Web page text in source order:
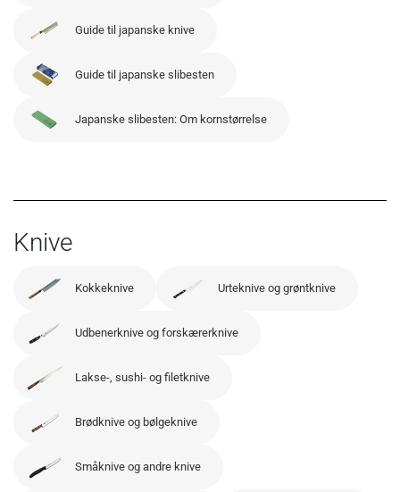
Guide til japanske knive
Guide til japanske slibesten
Japanske slibesten: Om kornstørrelse
Knive
Kokkeknive Urteknive og grøntknive
Udbenerknive og forskærerknive
Lakse-, sushi- og filetknive
Brødknive og bølgeknive
Småknive og andre knive